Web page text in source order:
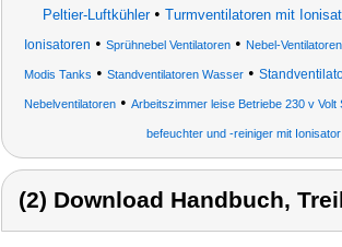
Peltier-Luftkühler• Turmventilatoren mit
Ionisatoren • Sprühnebel Ventilatoren• Nebel-Ventilatoren
Modis Tanks • Standventilatoren Wasser •
Nebelventilatoren • Arbeitszimmer leise Betriebe 230 v Volt
befeuchter und -reiniger mit
(2) Download Handbuch,